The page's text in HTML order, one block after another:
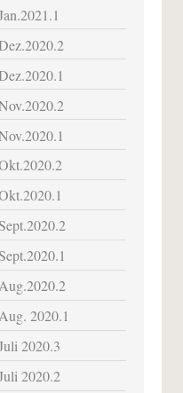
2020.1
2020.3
2020.2